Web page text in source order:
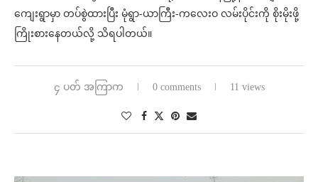
ကျေးရွာမှာ တပ်စွဲထားပြီး မုံရွာ-ယာကြီး-ကလေးဝ လမ်းပိုင်းကို စိုးမိုးဖို့
ကြိုးစားနေတယ်လို့ သိရပါတယ်။
၄ ပတ် အကြာက 0 comments 11 views